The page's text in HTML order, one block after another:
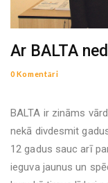
Ar BALTA
0 Komentāri
BALTA ir zināms
nekā divdesmit
12 gadus sauc arī
ieguva jaunus un